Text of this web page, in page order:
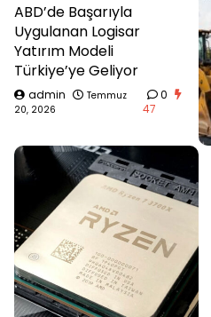
ABD’de Başarıyla
Uygulanan Logisar
Yatırım Modeli
Türkiye’ye Geliyor
admin
Temmuz
20, 2026
0
47